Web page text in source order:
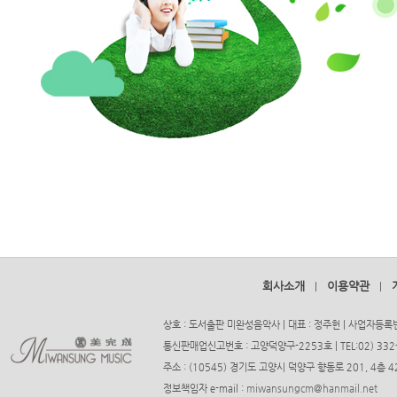
회사소개 이용약관
상호 : 도서출판 미완성음악사 | 대표 : 정주헌 | 사업자등
통신판매업신고번호 : 고양덕양구-2253호 | TEL:02)
주소 : (10545) 경기도 고양시 덕양구 향동로 201, 4층
정보책임자 e-mail : miwansungcm@hanmail.net